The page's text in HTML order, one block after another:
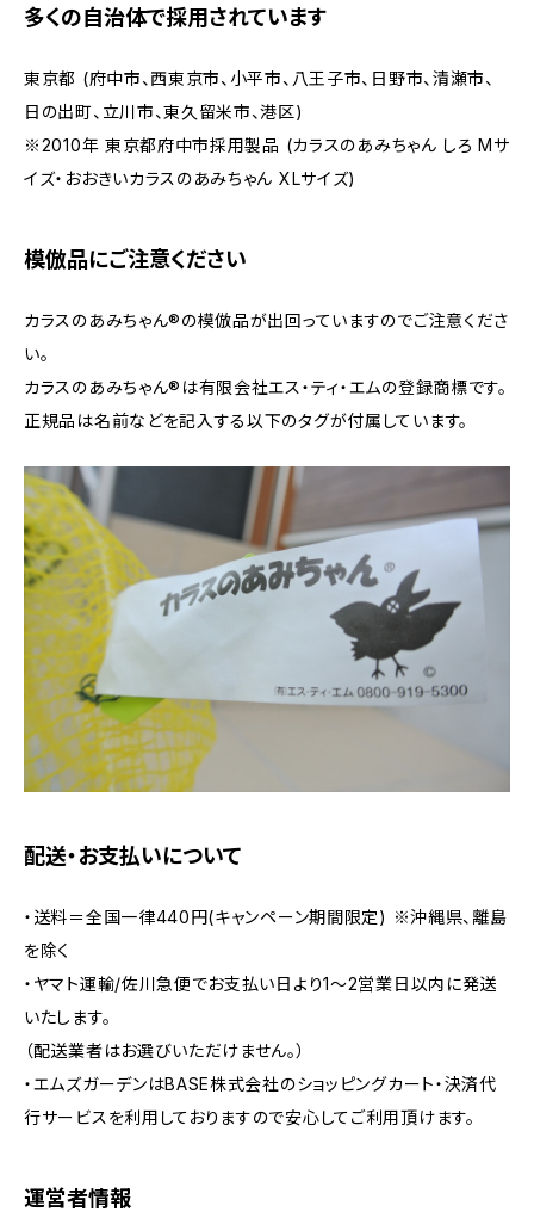
多くの自治体で採用されています
東京都 (府中市、西東京市、小平市、八王子市、日野市、清瀬市、
日の出町、立川市、東久留米市、港区)
※2010年 東京都府中市採用製品 (カラスのあみちゃん しろ Mサ
イズ・おおきいカラスのあみちゃん XLサイズ)
模倣品にご注意ください
カラスのあみちゃん®の模倣品が出回っていますのでご注意くださ
い。
カラスのあみちゃん®は有限会社エス・ティ・エムの登録商標です。
正規品は名前などを記入する以下のタグが付属しています。
配送・お支払いについて
・送料＝全国一律440円(キャンペーン期間限定) ※沖縄県、離島
を除く
・ヤマト運輸/佐川急便でお支払い日より1～2営業日以内に発送
いたします。
（配送業者はお選びいただけません。）
・エムズガーデンはBASE株式会社のショッピングカート・決済代
行サービスを利用しておりますので安心してご利用頂けます。
運営者情報